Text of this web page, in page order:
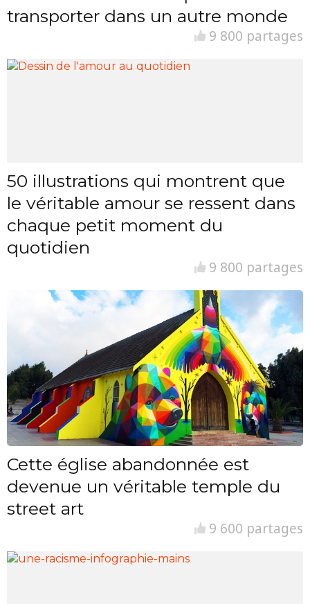
transporter dans un autre monde
9 800 partages
50 illustrations qui montrent que
le véritable amour se ressent dans
chaque petit moment du
quotidien
9 800 partages
Cette église abandonnée est
devenue un véritable temple du
street art
9 600 partages